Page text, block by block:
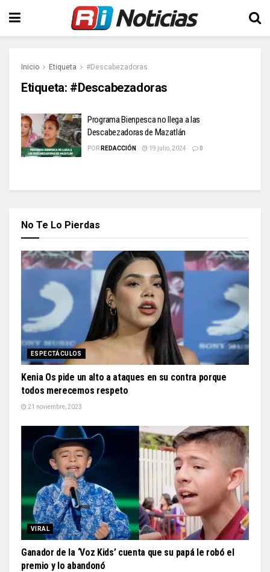
Inicio Etiqueta #Descabezadoras
Etiqueta: #Descabezadoras
Programa Bienpesca no llega a las
Descabezadoras de Mazatlán
POR REDACCIÓN 19 julio, 2024 0
No Te Lo Pierdas
ESPECTÁCULOS
Kenia Os pide un alto a ataques en su contra porque
todos merecemos respeto
21 noviembre, 2023
VIRAL
Ganador de la ‘Voz Kids’ cuenta que su papá le robó el
premio y lo abandonó